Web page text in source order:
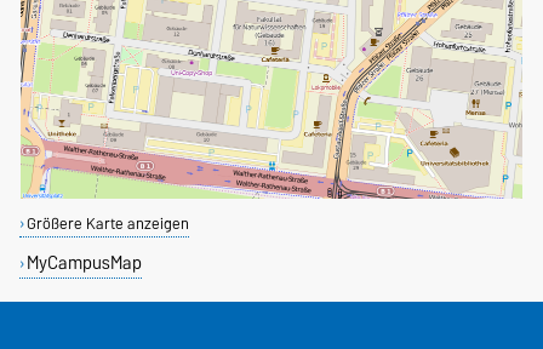
Größere Karte anzeigen
MyCampusMap